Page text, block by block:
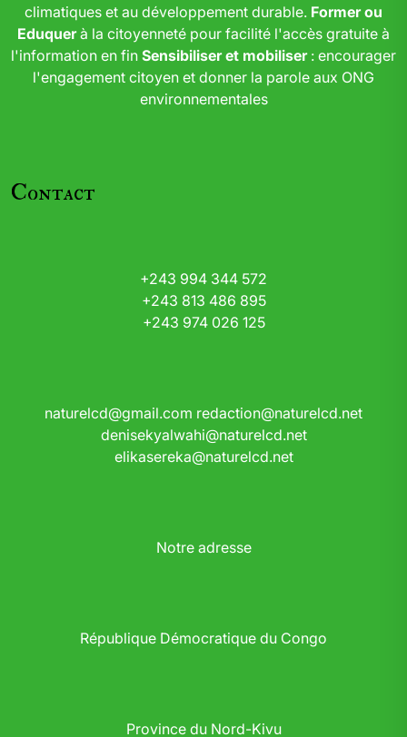
climatiques et au développement durable. Former ou
Eduquerà la citoyenneté pour facilité l'accès gratuite à
l'information en fin Sensibiliser et mobiliser: encourager
l'engagement citoyen et donner la parole aux ONG
environnementales
Contact
+243 994 344 572
+243 813 486 895
+243 974 026 125
naturelcd@gmail.com redaction@naturelcd.net
denisekyalwahi@naturelcd.net
elikasereka@naturelcd.net
Notre adresse
République Démocratique du Congo
Province du Nord-Kivu